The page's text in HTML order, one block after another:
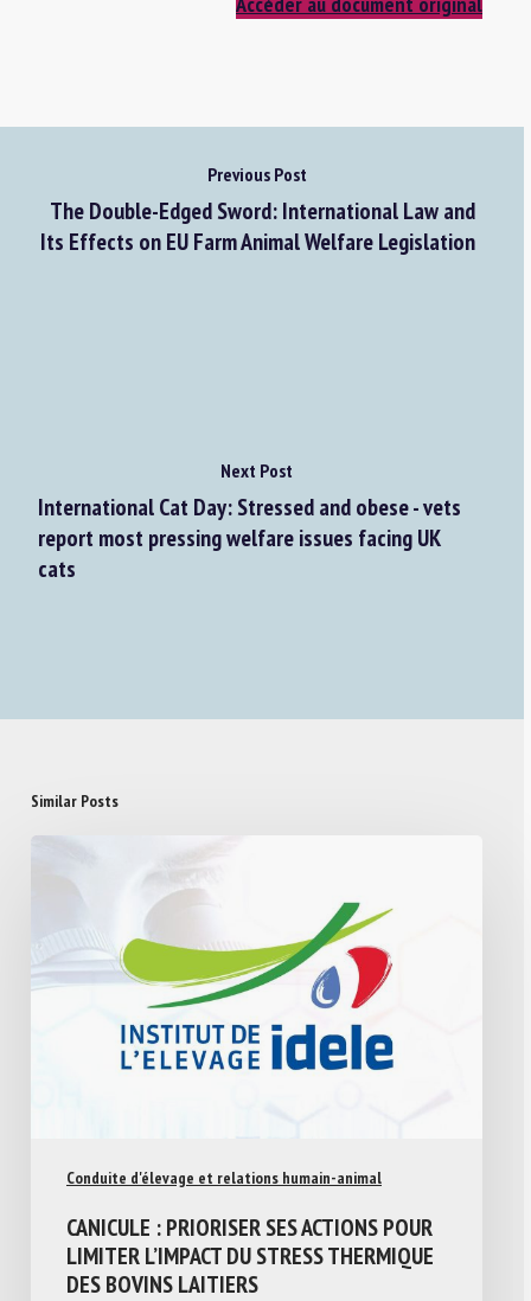
Previous Post
The Double-Edged Sword: International Law and
Its Effects on EU Farm Animal Welfare Legislation
Next Post
International Cat Day: Stressed and obese - vets
report most pressing welfare issues facing UK
cats
Similar Posts
Conduite d'élevage et relations humain-animal
CANICULE : PRIORISER SES ACTIONS POUR
LIMITER L’IMPACT DU STRESS THERMIQUE
DES BOVINS LAITIERS